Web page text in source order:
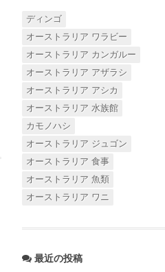
ディンゴ
オーストラリア ワラビー
オーストラリア カンガルー
オーストラリア アザラシ
オーストラリア アシカ
オーストラリア 水族館
カモノハシ
オーストラリア ジュゴン
オーストラリア 食事
オーストラリア 魚類
オーストラリア ワニ
最近の投稿